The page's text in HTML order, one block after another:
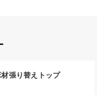
材張り替えトップ